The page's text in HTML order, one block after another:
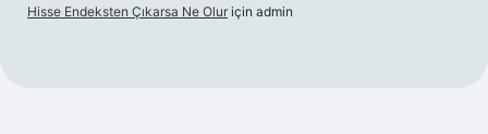
Hisse Endeksten Çıkarsa Ne Olur için admin